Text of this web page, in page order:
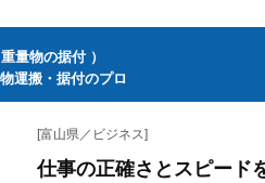
量物の据付 ）
運搬・据付のプロ
[富山県／ビジネス]
仕事の正確さとスピード